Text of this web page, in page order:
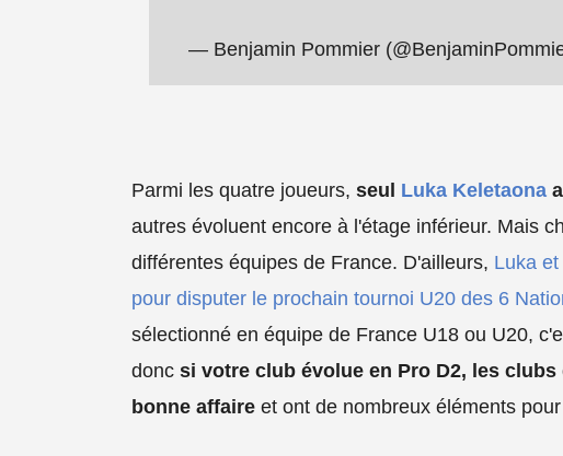
— Benjamin Pommier
Parmi les quatre joueurs, seul Luka Keletaona
autres évoluent encore à l'étage inférieur. Mais
différentes équipes de France. D'ailleurs, Luka
pour disputer le prochain tournoi U20 des 6
sélectionné en équipe de France U18 ou U20,
donc si votre club évolue en Pro D2, les
bonne affaire et ont de nombreux éléments